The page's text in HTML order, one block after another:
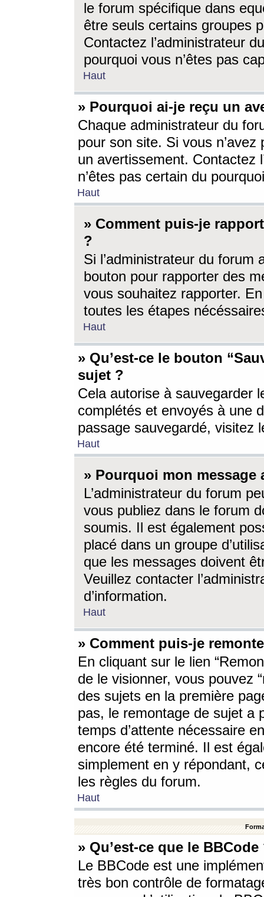
le forum spécifique dans
être seuls certains groupes
Contactez l’administrateur
pourquoi vous n’êtes pas
Haut
» Pourquoi ai-je reçu un
Chaque administrateur du
pour son site. Si vous
un avertissement. Contactez
n’êtes pas certain du
Haut
» Comment puis-je
?
Si l’administrateur du forum
bouton pour rapporter des
vous souhaitez rapporter.
toutes les étapes
Haut
» Qu’est-ce le bouton
sujet ?
Cela autorise à sauvegarder
complétés et envoyés à une
passage sauvegardé, visitez
Haut
» Pourquoi mon message
L’administrateur du forum
vous publiez dans le forum
soumis. Il est également
placé dans un groupe
que les messages doivent
Veuillez contacter
d’information.
Haut
» Comment puis-je
En cliquant sur le lien
de le visionner, vous pouvez
des sujets en la première
pas, le remontage de sujet a
temps d’attente nécessaire
encore été terminé. Il est
simplement en y répondant,
les règles du forum.
Haut
» Qu’est-ce que le BBCode
Le BBCode est une
très bon contrôle de